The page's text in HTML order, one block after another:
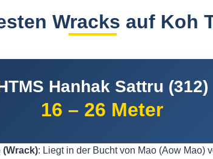
Wracks auf Koh
Hanhak Sattru (312)
16 – 26 Meter
(Wrack): Liegt in der Bucht von Mao (Aow Mao)